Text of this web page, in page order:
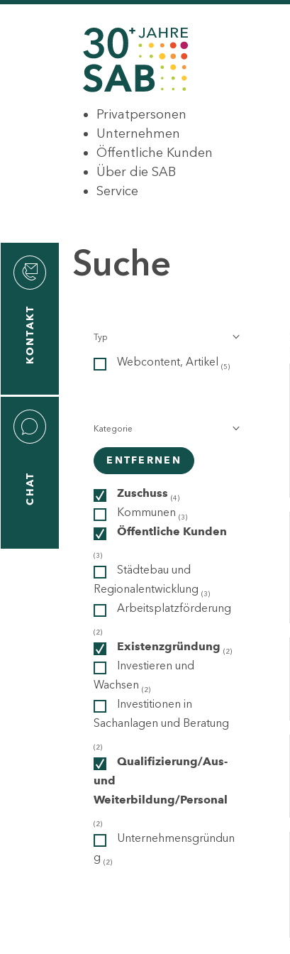
Privatpersonen
Unternehmen
Öffentliche Kunden
Über die SAB
Service
KONTAKT
CHAT
Suche
Typ
Webcontent, Artikel (5)
Kategorie
ENTFERNEN
Zuschuss (4)
Kommunen (3)
Öffentliche Kunden
(3)
Städtebau und
Regionalentwicklung (3)
Arbeitsplatzförderung
(2)
Existenzgründung (2)
Investieren und
Wachsen (2)
Investitionen in
Sachanlagen und Beratung
(2)
Qualifizierung/Aus-
und
Weiterbildung/Personal
(2)
Unternehmensgründun
g (2)